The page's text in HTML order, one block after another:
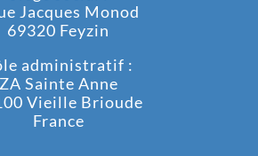
Jacques Monod
69320 Feyzin
administratif :
ZA Sainte Anne
Vieille Brioude
France